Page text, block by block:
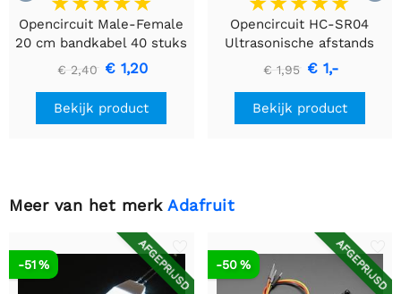
Opencircuit Male-Female
20 cm bandkabel 40 stuks
€ 2,40 € 1,20
Bekijk product
Opencircuit HC-SR04
Ultrasonische afstands
detectie module
€ 1,95 € 1,-
Bekijk product
Meer van het merk Adafruit
AFGEPRIJSD
-51 % AFGEPRIJSD
-50 %